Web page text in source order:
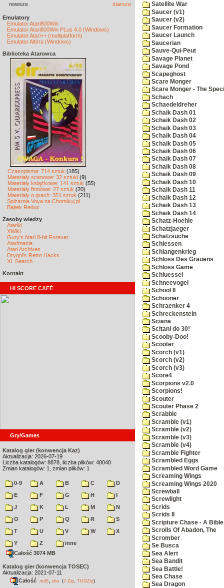
nowsze starsze
Emulatory
Emulator Atari800Win
Emulator Atari800Win PLus 4.0 (Windows)
Emulator Atari++ (multiplatform)
Emulator Altirra (Windows)
Biblioteka Atarowca
Czasopisma: 714 sztuk (185)
Materiały scenowe: 32 sztuki (9)
Materiały książkowe: 141 sztuk (55)
Materiały firmowe: 27 sztuk (20)
Materiały o grach: 351 sztuk (211)
Spiżarnia Voya na Chomikuj.pl
Bajtek Redux
Zasoby wiedzy
Atariki
XWiki
Gury's Atari 8-bit Forever
Atarimania
Atari Archives
Drygol's Retro Hacks
XL Search
Kontakt
HI SCORE CAFÉ
Gry/Games
Katalog gier (konwencja Kaz)
Aktualizacja: 2026-07-19
Liczba katalogów: 8878, liczba plików: 40040
Zmian katalogów: 1, zmian plików: 1
0-9 A B C
D
E
F G H
I
J
K L M
N
O
P Q R
S
T
U V W
X
Y
Z
inne
Całość 3074 MB
Katalog gier (konwencja TOSEC)
Aktualizacja: 2021-07-11
Całość md5 sha (7-Zip TUGZip)
Satellite War
Saucer (v1)
Saucer (v2)
Saucer Formation
Saucer Launch
Saucerian
Sauve-Qui-Peut
Savage Planet
Savage Pond
Scapeghost
Scare Monger
Scare Monger - The
Schach
Schaedeldreher
Schaik Dash 01
Schaik Dash 02
Schaik Dash 03
Schaik Dash 04
Schaik Dash 05
Schaik Dash 06
Schaik Dash 07
Schaik Dash 08
Schaik Dash 09
Schaik Dash 10
Schaik Dash 11
Schaik Dash 12
Schaik Dash 13
Schaik Dash 14
Schatz-Hoehle
Schatzjaeger
Schatzsuche
Schiessen
Schlangenkrieg
Schloss Des Grauens
Schloss Game
Schluessel
Schneevogel
School II
Schooner
Schraenker 4
Schreckenstein
Sciana
Scitani do 30!
Scooby-Doo!
Scooter
Scorch (v1)
Scorch (v2)
Scorch (v3)
Score4
Scorpions v2.0
Scorpions!
Scouter
Scouter Phase 2
Scrabble
Scramble (v1)
Scramble (v2)
Scramble (v3)
Scramble (v4)
Scramble Fighter
Scrambled Eggs
Scrambled Word Game
Screaming Wings
Screaming Wings 2020
Screwball
Screwlight
Scrids
Scrids II
Scripture Chase - A Bible
Scrolls Of Abadon, The
Scromber
Se Busca
Sea Alert
Sea Bandit
Sea Battle!
Sea Chase
Sea Dragon